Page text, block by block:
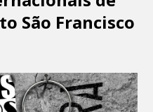
São Francisco